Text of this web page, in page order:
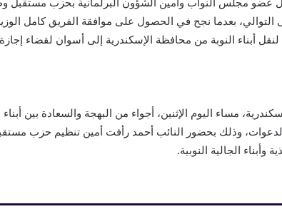
التوالي، بعدما نجح في الحصول على موافقة الفريق كامل
أبناء النوبة من محافظة الإسكندرية إلى أسوان لقضاء
مساء اليوم الإثنين، أجواء من البهجة والسعادة بين أبناء
وذلك بحضور النائب أحمد رأفت أمين تنظيم حزب
وأبناء الجالية النوبية.